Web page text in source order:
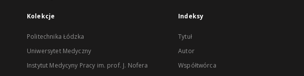
Kolekcje
Politechnika Łódzka
Uniwersytet Medyczny
Instytut Medycyny Pracy im. prof. J. Nofera
Indeksy
Tytuł
Autor
Współtwórca